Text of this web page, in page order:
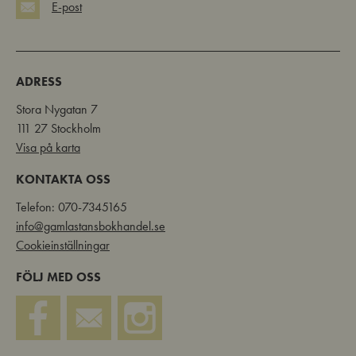
E-post
ADRESS
Stora Nygatan 7
111 27 Stockholm
Visa på karta
KONTAKTA OSS
Telefon: 070-7345165
info@gamlastansbokhandel.se
Cookieinställningar
FÖLJ MED OSS